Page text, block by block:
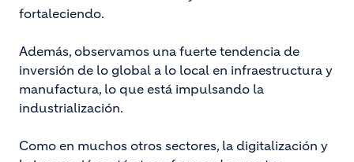
fortaleciendo.
Además, observamos una fuerte tendencia de
inversión de lo global a lo local en infraestructura y
manufactura, lo que está impulsando la
industrialización.
Como en muchos otros sectores, la digitalización y